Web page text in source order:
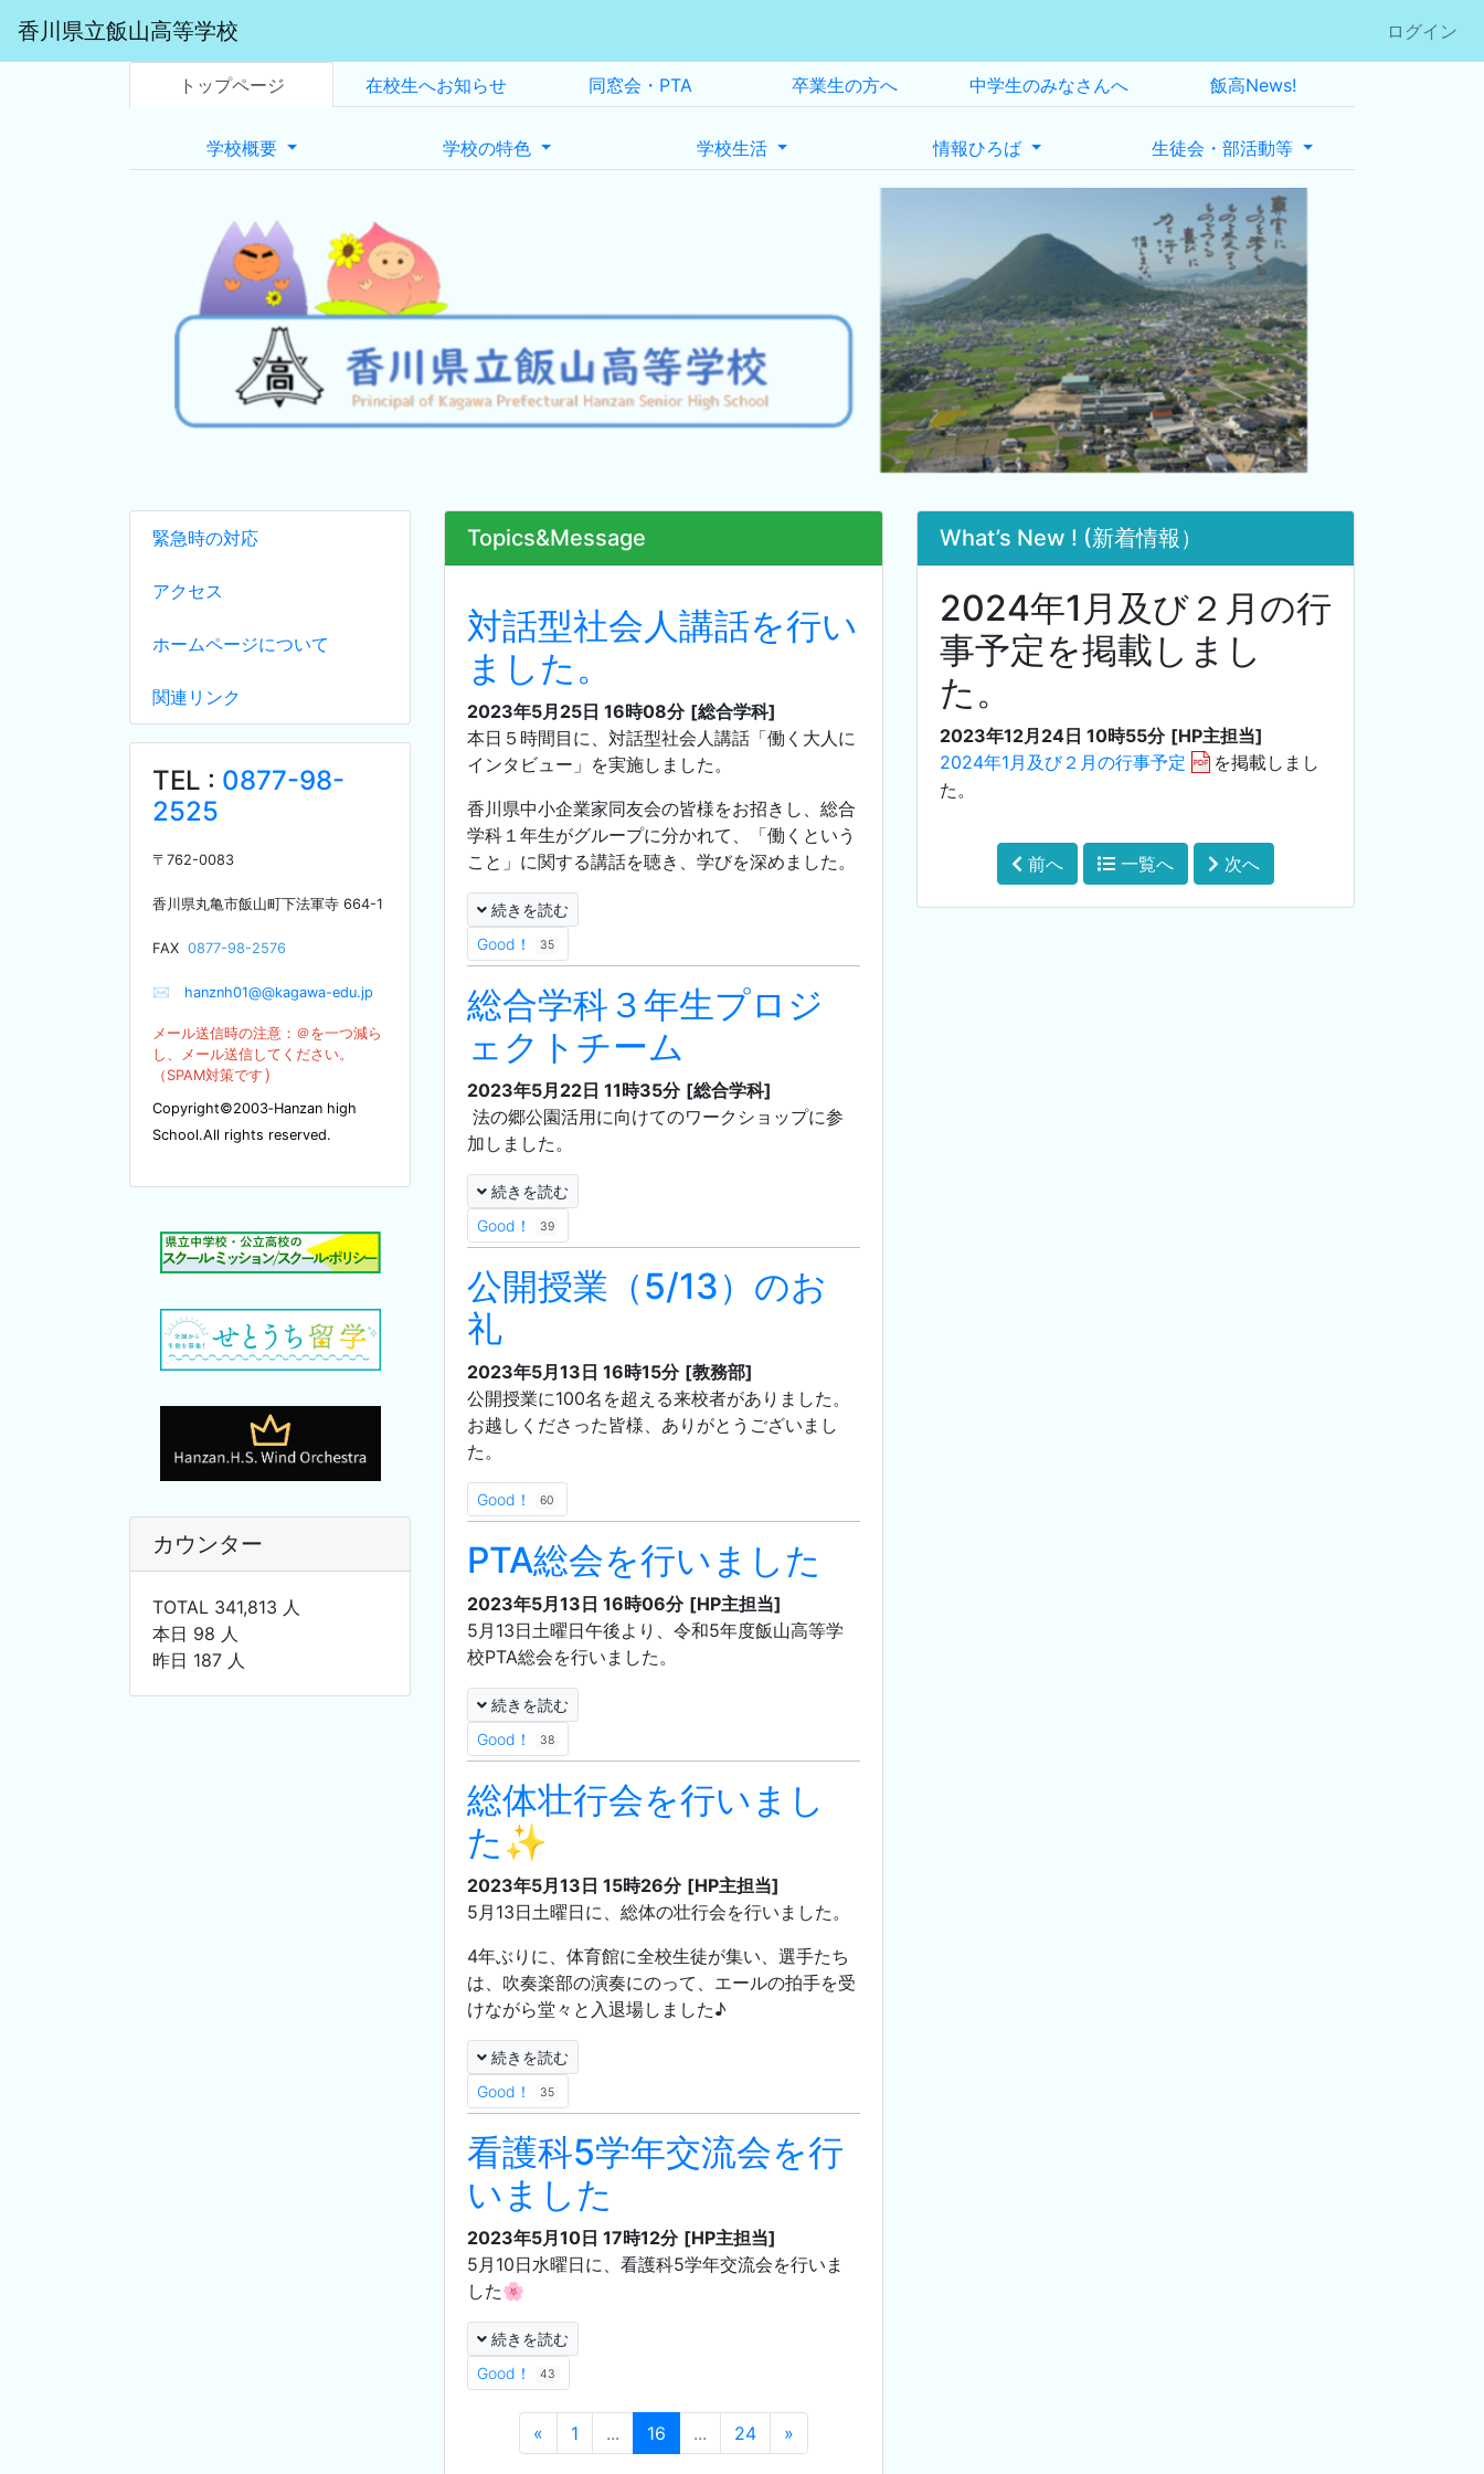
香川県立飯山高等学校 ログイン
トップページ 在校生へお知らせ 同窓会・PTA 卒業生の方へ 中学生のみなさんへ 飯高News!
学校概要 学校の特色 学校生活 情報ひろば 生徒会・部活動等
緊急時の対応
アクセス
ホームページについて
関連リンク
TEL : 0877-98-
2525
〒 762-0083
香川県丸亀市飯山町下法軍寺 664-1
FAX 0877-98-2576
✉ hanznh01@@kagawa-edu.jp
メール送信時の注意：＠を一つ減ら
し、メール送信してください。
（SPAM対策です ）
Copyright©2003‐Hanzan high
School.All rights reserved.
カウンター
TOTAL 341,813 人
本日 98 人
昨日 187 人
Topics&Message
対話型社会人講話を行い
ました。
2023年5月25日 16時08分 [総合学科]
本日５時間目に、対話型社会人講話「働く大人に
インタビュー」を実施しました。
香川県中小企業家同友会の皆様をお招きし、総合
学科１年生がグループに分かれて、「働くという
こと」に関する講話を聴き、学びを深めました。
続きを読む
Good！
35
総合学科３年生プロジ
ェクトチーム
2023年5月22日 11時35分 [総合学科]
法の郷公園活用に向けてのワークショップに参
加しました。
続きを読む
Good！
39
公開授業（5/13）のお
礼
2023年5月13日 16時15分 [教務部]
公開授業に100名を超える来校者がありました。
お越しくださった皆様、ありがとうございまし
た。
Good！ 60
PTA総会を行いました
2023年5月13日 16時06分 [HP主担当]
5月13日土曜日午後より、令和5年度飯山高等学
校PTA総会を行いました。
続きを読む
Good！
38
総体壮行会を行いまし
た✨
2023年5月13日 15時26分 [HP主担当]
5月13日土曜日に、総体の壮行会を行いました。
4年ぶりに、体育館に全校生徒が集い、選手たち
は、吹奏楽部の演奏にのって、エールの拍手を受
けながら堂々と入退場しました♪
続きを読む
Good！
35
看護科5学年交流会を行
いました
2023年5月10日 17時12分 [HP主担当]
5月10日水曜日に、看護科5学年交流会を行いま
した🌸
続きを読む
Good！
43
« 1 ... 16 ... 24 »
What’s New ! (新着情報）
2024年1月及び２月の行
事予定を掲載しまし
た。
2023年12月24日 10時55分 [HP主担当]
2024年1月及び２月の行事予定
を掲載しまし
た。
前へ 一覧へ 次へ